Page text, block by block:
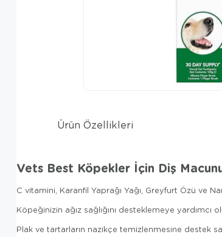
Ürün Özellikleri
Vets Best Köpekler İçin Diş
C vitamini, Karanfil Yaprağı Yağı, Greyfurt Özü ve
Köpeğinizin ağız sağlığını desteklemeye yardımcı
Plak ve tartarların nazikçe temizlenmesine destek